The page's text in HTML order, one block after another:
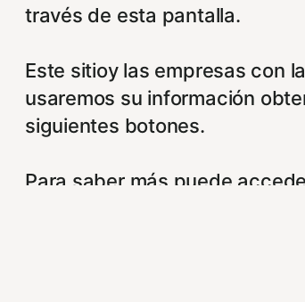
través de esta pantalla.
Este sitioy las empresas con
usaremos su información
siguientes botones.
Para saber más puede